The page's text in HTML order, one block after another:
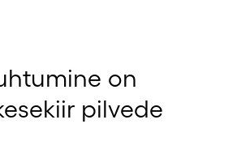
on
pilvede